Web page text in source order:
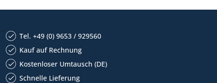
Tel. +49 (0) 9653 / 929560
Kauf auf Rechnung
Kostenloser Umtausch (DE)
Schnelle Lieferung